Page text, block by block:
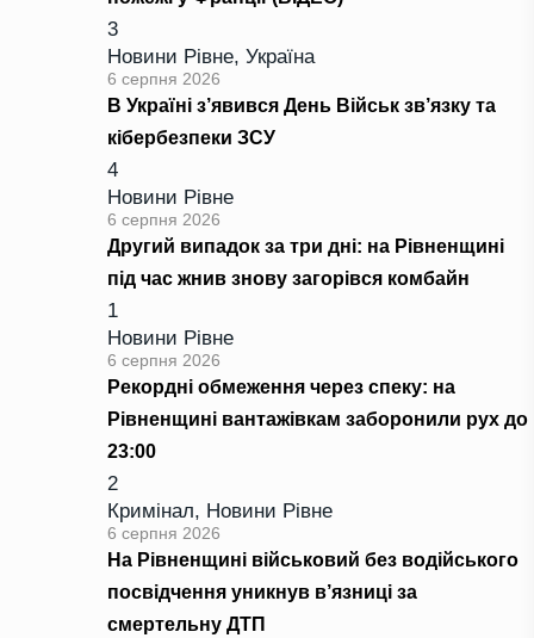
3
Новини Рівне, Україна
6 серпня 2026
В Україні з’явився День Військ зв’язку та
кібербезпеки ЗСУ
4
Новини Рівне
6 серпня 2026
Другий випадок за три дні: на Рівненщині
під час жнив знову загорівся комбайн
1
Новини Рівне
6 серпня 2026
Рекордні обмеження через спеку: на
Рівненщині вантажівкам заборонили рух до
23:00
2
Кримінал, Новини Рівне
6 серпня 2026
На Рівненщині військовий без водійського
посвідчення уникнув в’язниці за
смертельну ДТП